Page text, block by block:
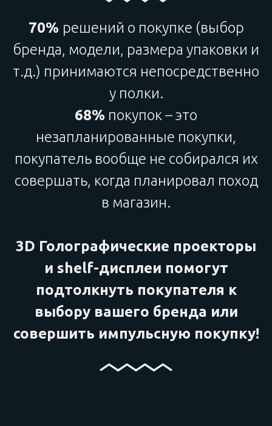
70% решений о покупке (выбор
бренда, модели, размера упаковки и
т.д.) принимаются непосредственно
у полки.
68% покупок – это
незапланированные покупки,
покупатель вообще не собирался их
совершать, когда планировал поход
в магазин.
3D Голографические проекторы
и shelf-дисплеи помогут
подтолкнуть покупателя к
выбору вашего бренда или
совершить импульсную покупку!